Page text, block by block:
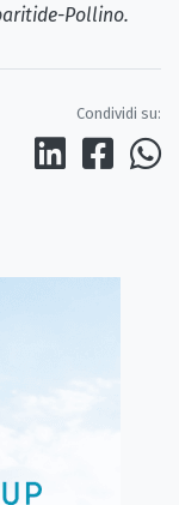
Pollino.
Condividi su: